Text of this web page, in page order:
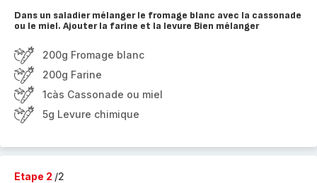
Dans un saladier mélanger le fromage blanc avec la cassonade
ou le miel. Ajouter la farine et la levure Bien mélanger
200g Fromage blanc
200g Farine
1càs Cassonade ou miel
5g Levure chimique
Etape 2 /2